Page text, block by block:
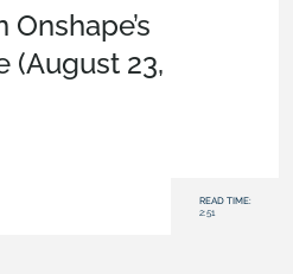
Onshape’s
(August 23,
READ TIME:
2:51